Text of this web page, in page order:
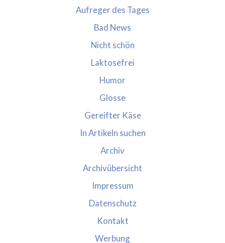
Aufreger des Tages
Bad News
Nicht schön
Laktosefrei
Humor
Glosse
Gereifter Käse
In Artikeln suchen
Archiv
Archivübersicht
Impressum
Datenschutz
Kontakt
Werbung